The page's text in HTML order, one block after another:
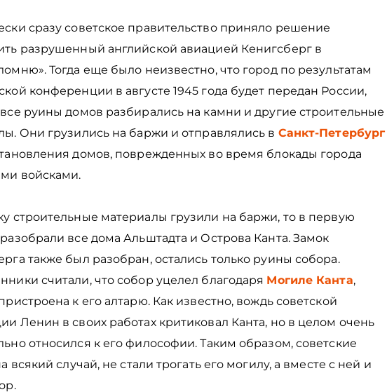
сразу советское правительство приняло решение
разрушенный английской авиацией Кенигсберг в
Тогда еще было неизвестно, что город по результатам
конференции в августе 1945 года будет передан России,
руины домов разбирались на камни и другие строительные
Они грузились на баржи и отправлялись в Санкт-Петербург
домов, поврежденных во время блокады города
войсками.
строительные материалы грузили на баржи, то в первую
все дома Альштадта и Острова Канта. Замок
также был разобран, остались только руины собора.
считали, что собор уцелел благодаря Могиле Канта,
к его алтарю. Как известно, вождь советской
Ленин в своих работах критиковал Канта, но в целом очень
относился к его философии. Таким образом, советские
всякий случай, не стали трогать его могилу, а вместе с ней и